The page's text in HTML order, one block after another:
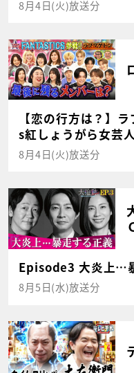
8月4日(火)放送分
【恋の行方は？】
s紅しょうがら女芸
8月4日(火)放送分
Episode3 大炎上…
8月5日(水)放送分